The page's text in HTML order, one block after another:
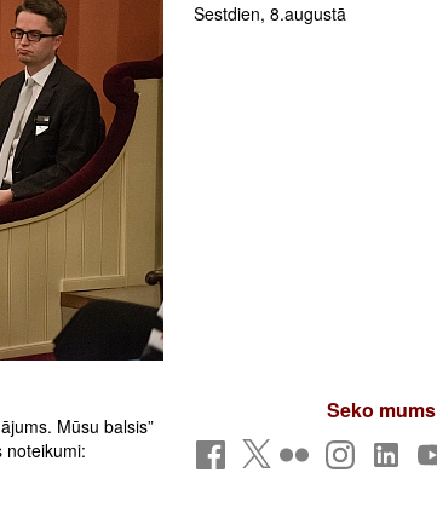
Mūsu balsis”
noteikumi:
Sestdien, 8.augustā
Seko mums